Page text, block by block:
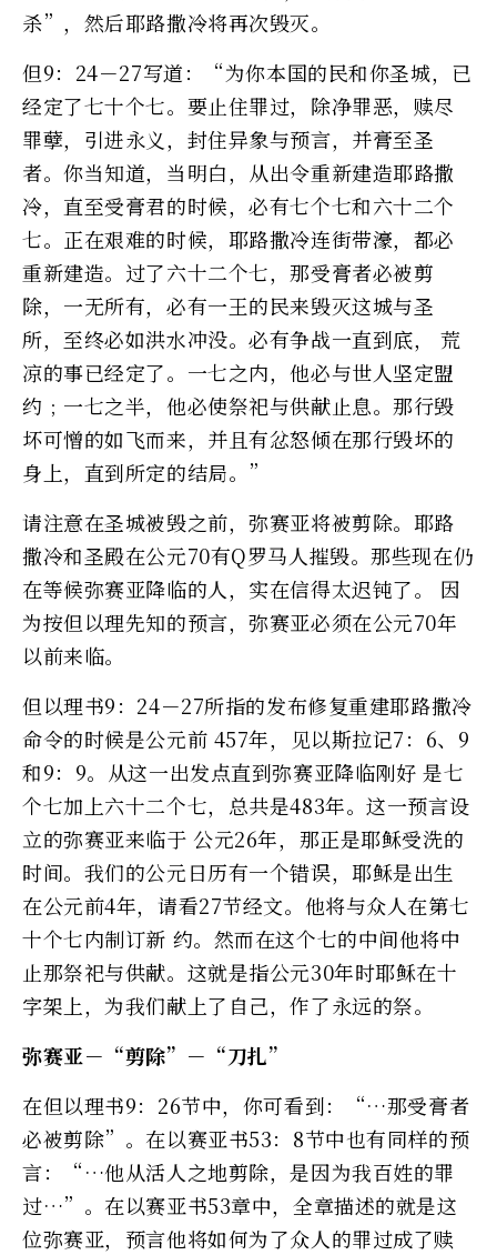
杀”，然后耶路撒冷将再次毁灭。
但9：24－27写道：“为你本国的民和你圣城，已
经定了七十个七。要止住罪过，除净罪恶，赎尽
罪孽，引进永义，封住异象与预言，并膏至圣
者。你当知道，当明白，从出令重新建造耶路撒
冷，直至受膏君的时候，必有七个七和六十二个
七。正在艰难的时候，耶路撒冷连街带濠，都必
重新建造。过了六十二个七，那受膏者必被剪
除，一无所有，必有一王的民来毁灭这城与圣
所，至终必如洪水冲没。必有争战一直到底， 荒
凉的事已经定了。一七之内，他必与世人坚定盟
约﹔一七之半，他必使祭祀与供献止息。那行毁
坏可憎的如飞而来，并且有忿怒倾在那行毁坏的
身上，直到所定的结局。”
请注意在圣城被毁之前，弥赛亚将被剪除。耶路
撒冷和圣殿在公元70有Q罗马人摧毁。那些现在仍
在等候弥赛亚降临的人，实在信得太迟钝了。 因
为按但以理先知的预言，弥赛亚必须在公元70年
以前来临。
但以理书9：24－27所指的发布修复重建耶路撒冷
命令的时候是公元前 457年，见以斯拉记7：6、9
和9：9。从这一出发点直到弥赛亚降临刚好 是七
个七加上六十二个七，总共是483年。这一预言设
立的弥赛亚来临于 公元26年，那正是耶稣受洗的
时间。我们的公元日历有一个错误，耶稣是出生
在公元前4年，请看27节经文。他将与众人在第七
十个七内制订新 约。然而在这个七的中间他将中
止那祭祀与供献。这就是指公元30年时耶稣在十
字架上，为我们献上了自己，作了永远的祭。
弥赛亚－“剪除”－“刀扎”
在但以理书9：26节中，你可看到：“…那受膏者
必被剪除”。在以赛亚书53：8节中也有同样的预
言：“…他从活人之地剪除，是因为我百姓的罪
过…”。在以赛亚书53章中，全章描述的就是这
位弥赛亚，预言他将如何为了众人的罪过成了赎